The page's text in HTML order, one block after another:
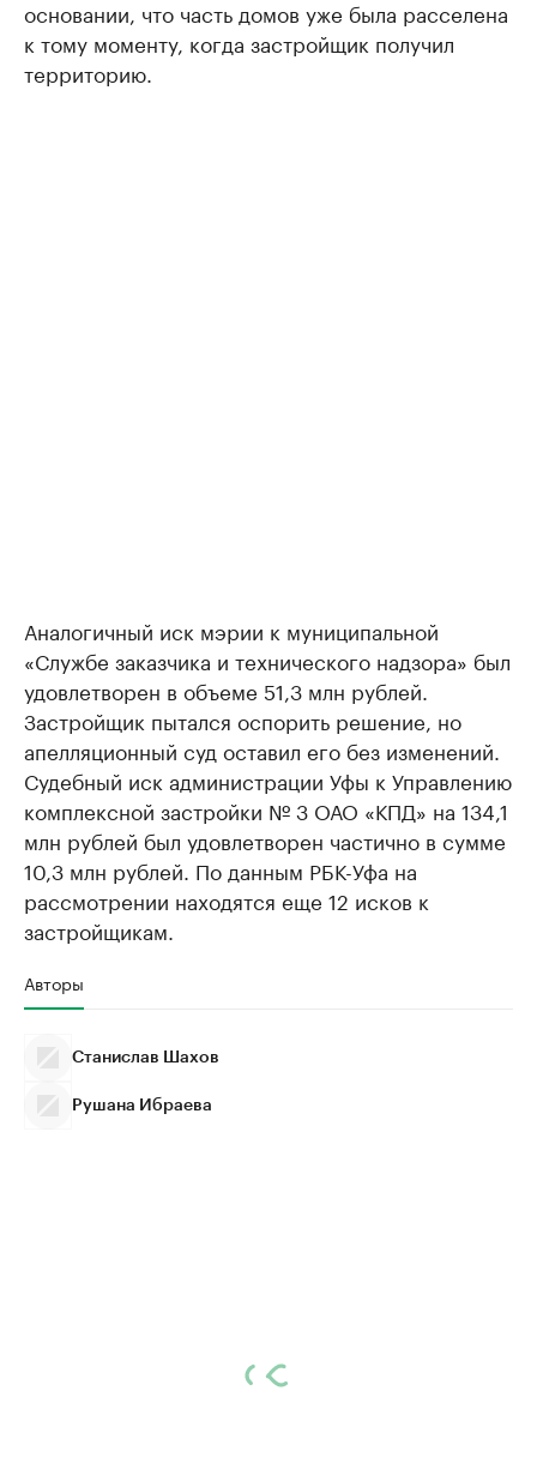
основании, что часть домов уже была расселена
к тому моменту, когда застройщик получил
территорию.
Аналогичный иск мэрии к муниципальной
«Службе заказчика и технического надзора» был
удовлетворен в объеме 51,3 млн рублей.
Застройщик пытался оспорить решение, но
апелляционный суд оставил его без изменений.
Судебный иск администрации Уфы к Управлению
комплексной застройки № 3 ОАО «КПД» на 134,1
млн рублей был удовлетворен частично в сумме
10,3 млн рублей. По данным РБК-Уфа на
рассмотрении находятся еще 12 исков к
застройщикам.
Авторы
Станислав Шахов
Рушана Ибраева